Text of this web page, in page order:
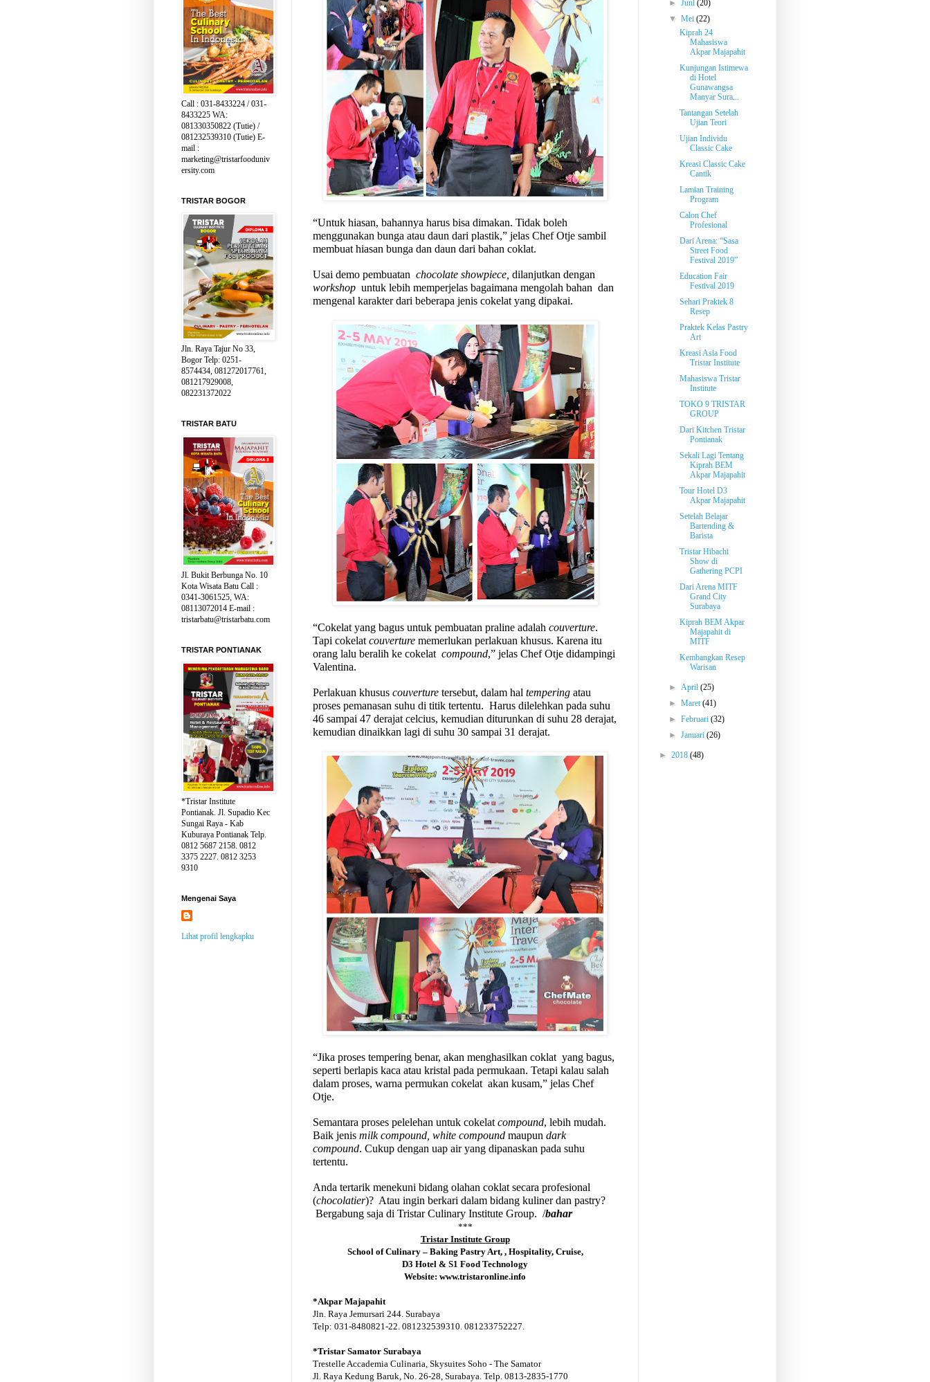
“Untuk hiasan, bahannya harus bisa dimakan. Tidak boleh
menggunakan bunga atau daun dari plastik,” jelas Chef Otje sambil
membuat hiasan bunga dan daun dari bahan coklat.
Usai demo pembuatan chocolate showpiece, dilanjutkan dengan
workshop untuk lebih memperjelas bagaimana mengolah bahan dan
mengenal karakter dari beberapa jenis cokelat yang dipakai.
“Cokelat yang bagus untuk pembuatan praline adalah couverture.
Tapi cokelat couverture memerlukan perlakuan khusus. Karena itu
orang lalu beralih ke cokelat compound,” jelas Chef Otje didampingi
Valentina.
Perlakuan khusus couverture tersebut, dalam hal tempering atau
proses pemanasan suhu di titik tertentu. Harus dilelehkan pada suhu
46 sampai 47 derajat celcius, kemudian diturunkan di suhu 28 derajat,
kemudian dinaikkan lagi di suhu 30 sampai 31 derajat.
“Jika proses tempering benar, akan menghasilkan coklat yang bagus,
seperti berlapis kaca atau kristal pada permukaan. Tetapi kalau salah
dalam proses, warna permukan cokelat akan kusam,” jelas Chef
Otje.
Semantara proses pelelehan untuk cokelat compound, lebih mudah.
Baik jenis milk compound, white compound maupun dark
compound. Cukup dengan uap air yang dipanaskan pada suhu
tertentu.
Anda tertarik menekuni bidang olahan coklat secara profesional
(chocolatier)? Atau ingin berkari dalam bidang kuliner dan pastry?
Bergabung saja di Tristar Culinary Institute Group. /bahar
***
Tristar Institute Group
School of Culinary – Baking Pastry Art, , Hospitality, Cruise,
D3 Hotel & S1 Food Technology
Website: www.tristaronline.info
*Akpar Majapahit
Jln. Raya Jemursari 244. Surabaya
Telp: 031-8480821-22. 081232539310. 081233752227.
*Tristar Samator Surabaya
Trestelle Accademia Culinaria, Skysuites Soho - The Samator
Jl. Raya Kedung Baruk, No. 26-28, Surabaya. Telp. 0813-2835-1770
Call : 031-8433224 / 031-
8433225 WA:
081330350822 (Tutie) /
081232539310 (Tutie) E-
mail :
marketing@tristarfooduniv
ersity.com
TRISTAR BOGOR
Jln. Raya Tajur No 33,
Bogor Telp: 0251-
8574434, 081272017761,
081217929008,
082231372022
TRISTAR BATU
Jl. Bukit Berbunga No. 10
Kota Wisata Batu Call :
0341-3061525, WA:
08113072014 E-mail :
tristarbatu@tristarbatu.com
TRISTAR PONTIANAK
*Tristar Institute
Pontianak. Jl. Supadio Kec
Sungai Raya - Kab
Kuburaya Pontianak Telp.
0812 5687 2158. 0812
3375 2227. 0812 3253
9310
Mengenai Saya
Lihat profil lengkapku
►Juni(20)
▼Mei(22)
Kiprah 24
Mahasiswa
Akpar Majapahit
Kunjungan Istimewa
di Hotel
Gunawangsa
Manyar Sura...
Tantangan Setelah
Ujian Teori
Ujian Individu
Classic Cake
Kreasi Classic Cake
Cantik
Lamian Training
Program
Calon Chef
Profesional
Dari Arena: “Sasa
Street Food
Festival 2019”
Education Fair
Festival 2019
Sehari Praktek 8
Resep
Praktek Kelas Pastry
Art
Kreasi Asia Food
Tristar Institute
Mahasiswa Tristar
Institute
TOKO 9 TRISTAR
GROUP
Dari Kitchen Tristar
Pontianak
Sekali Lagi Tentang
Kiprah BEM
Akpar Majapahit
Tour Hotel D3
Akpar Majapahit
Setelah Belajar
Bartending &
Barista
Tristar Hibachi
Show di
Gathering PCPI
Dari Arena MITF
Grand City
Surabaya
Kiprah BEM Akpar
Majapahit di
MITF
Kembangkan Resep
Warisan
►April(25)
►Maret(41)
►Februari(32)
►Januari(26)
► 2018 (48)